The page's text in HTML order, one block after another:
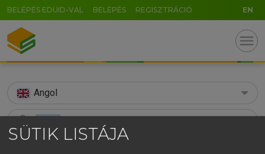
BELÉPÉS EDUID-VAL BELÉPÉS REGISZTRÁCIÓ EN
menu
Angol
search
SÜTIK LISTÁJA
GR